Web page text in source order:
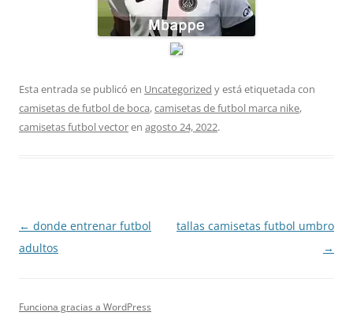
Esta entrada se publicó en Uncategorized y está etiquetada con
camisetas de futbol de boca,camisetas de futbol marca nike,
camisetas futbol vectoren agosto 24, 2022.
Navegación
de
← donde entrenar futbol
adultos
tallas camisetas futbol umbro
→
Funciona gracias a WordPress